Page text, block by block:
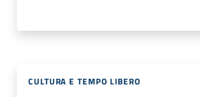
CULTURA E TEMPO LIBERO